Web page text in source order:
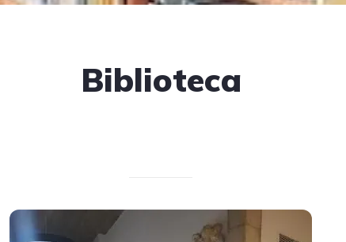
Biblioteca